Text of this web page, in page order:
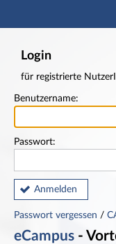
Login
für registrierte
Benutzername:
Passwort:
Anmelden
Passwort vergessen /
eCampus -